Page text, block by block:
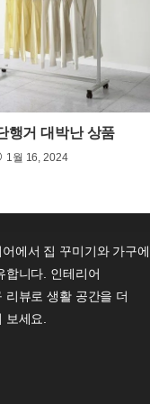
행거 대박난 상품
1월 16, 2024
에서 집 꾸미기와 가구에
합니다. 인테리어
리뷰로 생활 공간을 더
보세요.